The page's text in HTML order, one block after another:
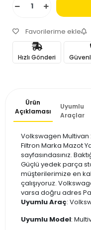
Favorilerime ekle
Hızlı Gönderi
Ürün
Açıklaması
Uyumlu
Araçlar
Volkswagen Multivan
Filtron Marka Mazot
sayfasındasınız.
Güçlü yedek parça
müşterilerimize en
çalışıyoruz.
varsa doğru adres
Uyumlu Araç:
Uyumlu Model: